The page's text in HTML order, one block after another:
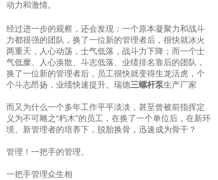
动力和激情。
经过进一步的观察，还会发现：一个原本凝聚力和战斗
力都很强的团队，换了一位新的管理者后，很快就冰火
两重天，人心动荡，士气低落，战斗力下降；而一个士
气低糜、人心涣散、斗志低落、业绩排名靠后的团队，
换了一位新的管理者后，员工很快就变得生龙活虎，个
个斗志昂扬，业绩快速提升。瑞德三螺杆泵生产厂家
而又为什么一个多年工作平平淡淡，甚至曾被前指挥定
义为不可雕之“朽木”的员工，在换了一个单位后，在新环
境、新管理者的培养下，脱胎换骨，迅速成为骨干？
管理！一把手的管理。
一把手管理众生相